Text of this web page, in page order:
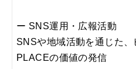
ー SNS運用・広報活動
SNSや地域活動を通じた、
PLACEの価値の発信